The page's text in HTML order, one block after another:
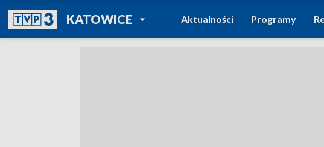
KATOWICEPOWRÓT DO
TVP REGIONY
Aktualności Programy